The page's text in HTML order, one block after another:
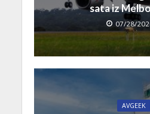
sata iz
07/28/
AVGEEK